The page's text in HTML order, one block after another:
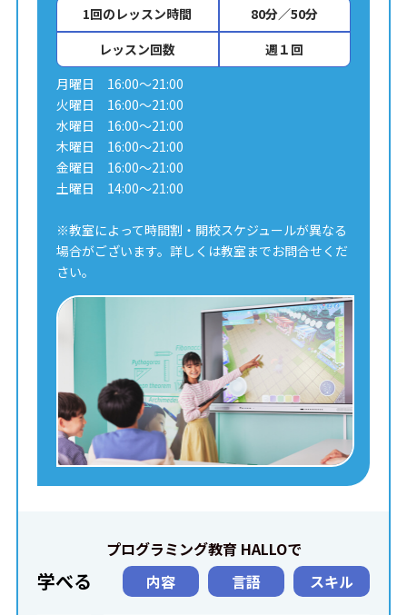
1回のレッスン時間
80分／50分
レッスン回数
週１回
月曜日 16:00～21:00
火曜日 16:00～21:00
水曜日 16:00～21:00
木曜日 16:00～21:00
金曜日 16:00～21:00
土曜日 14:00～21:00
※教室によって時間割・開校スケジュールが異なる
場合がございます。詳しくは教室までお問合せくだ
さい。
プログラミング教育 HALLOで
学べる 内容 言語 スキル